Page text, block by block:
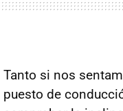
Tanto si nos
puesto de